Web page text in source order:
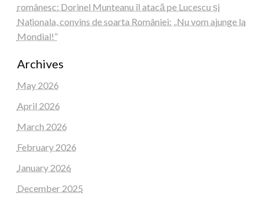
românesc: Dorinel Munteanu îl atacă pe Lucescu și
Naționala, convins de soarta României: „Nu vom ajunge la
Mondial!”
Archives
May 2026
April 2026
March 2026
February 2026
January 2026
December 2025